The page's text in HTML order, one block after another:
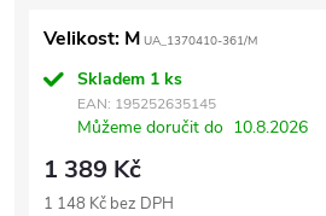
Velikost: M UA_1370410-361/M
Skladem 1 ks
EAN: 195252635145
Můžeme doručit do 10.8.2026
1 389 Kč
1 148 Kč bez DPH